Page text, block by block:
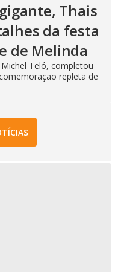
Thais
da festa
de Melinda
Teló, completou
repleta de